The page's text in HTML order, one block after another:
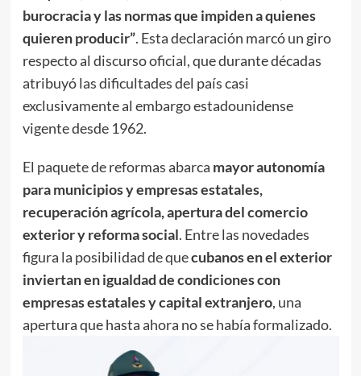
burocracia y las normas que impiden a quienes
quieren producir”. Esta declaración marcó un giro
respecto al discurso oficial, que durante décadas
atribuyó las dificultades del país casi
exclusivamente al embargo estadounidense
vigente desde 1962.
El paquete de reformas abarca mayor autonomía
para municipios y empresas estatales,
recuperación agrícola, apertura del comercio
exterior y reforma social. Entre las novedades
figura la posibilidad de quecubanos en el exterior
inviertan en igualdad de condiciones con
empresas estatales y capital extranjero, una
apertura que hasta ahora no se había formalizado.